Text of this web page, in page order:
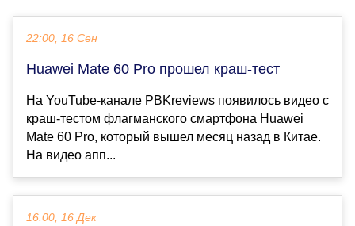
22:00, 16 Сен
Huawei Mate 60 Pro прошел краш-тест
На YouTube-канале PBKreviews появилось видео с
краш-тестом флагманского смартфона Huawei
Mate 60 Pro, который вышел месяц назад в Китае.
На видео апп...
16:00, 16 Дек